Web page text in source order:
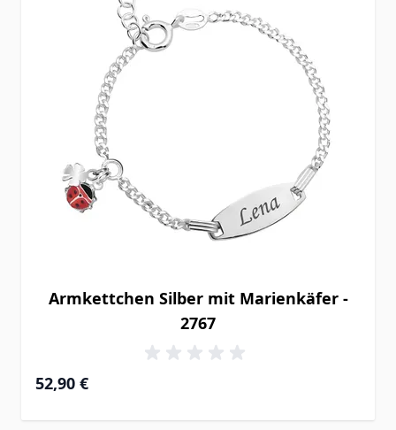
Armkettchen Silber mit Marienkäfer -
2767
52,90 €